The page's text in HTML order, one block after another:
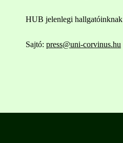
HUB jelenlegi hallgatóinknak
Sajtó: press@uni-corvinus.hu